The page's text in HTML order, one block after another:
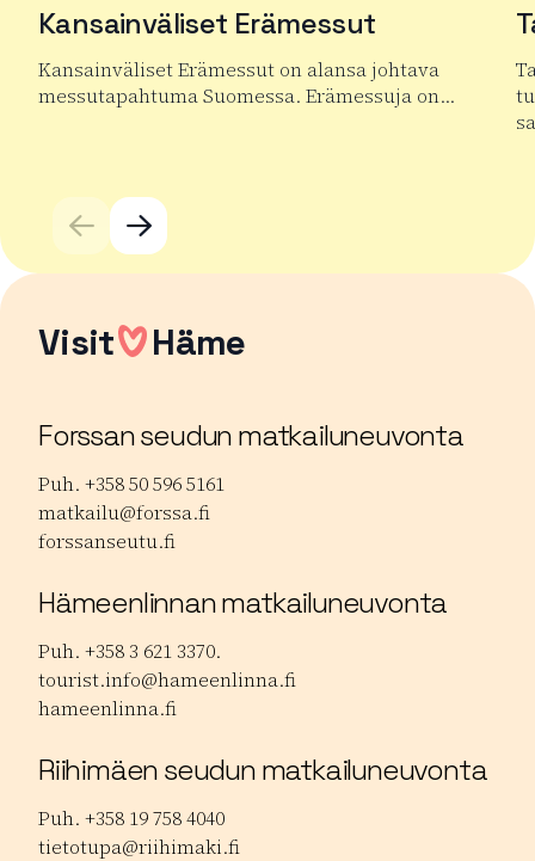
Kansainväliset Erämessut
Kansainväliset Erämessut on alansa johtava
messutapahtuma Suomessa. Erämessuja on…
Visit Häme
Forssan seudun matkailuneuvonta
Puh. +358 50 596 5161
matkailu@forssa.fi
forssanseutu.fi
Hämeenlinnan matkailuneuvonta
Puh. +358 3 621 3370.
tourist.info@hameenlinna.fi
hameenlinna.fi
Riihimäen seudun matkailuneuvonta
Puh. +358 19 758 4040
tietotupa@riihimaki.fi